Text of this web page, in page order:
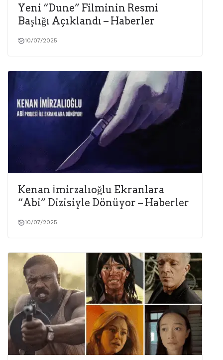
Yeni “Dune” Filminin Resmi
Başlığı Açıklandı – Haberler
10/07/2025
Kenan İmirzalıoğlu Ekranlara
“Abi” Dizisiyle Dönüyor – Haberler
10/07/2025